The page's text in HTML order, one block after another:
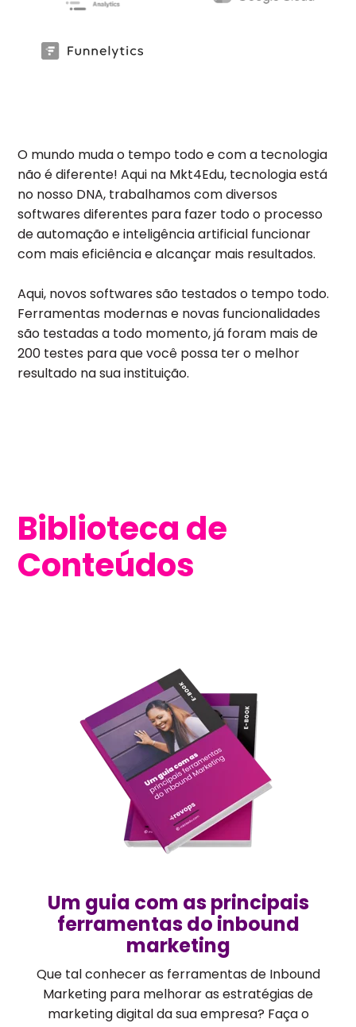
O mundo muda o tempo todo e com a tecnologia
não é diferente! Aqui na Mkt4Edu, tecnologia está
no nosso DNA, trabalhamos com diversos
softwares diferentes para fazer todo o processo
de automação e inteligência artificial funcionar
com mais eficiência e alcançar mais resultados.
Aqui, novos softwares são testados o tempo todo.
Ferramentas modernas e novas funcionalidades
são testadas a todo momento, já foram mais de
200 testes para que você possa ter o melhor
resultado na sua instituição.
Biblioteca de
Conteúdos
Um guia com as principais
ferramentas do inbound
marketing
Que tal conhecer as ferramentas de Inbound
Marketing para melhorar as estratégias de
marketing digital da sua empresa? Faça o